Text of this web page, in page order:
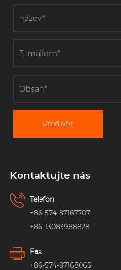
Předložit
Kontaktujte nás
Telefon
+86-574-87167707
+86-13083988828
Fax
+86-574-87168065